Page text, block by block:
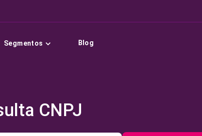
Segmentos Blog
CNPJ